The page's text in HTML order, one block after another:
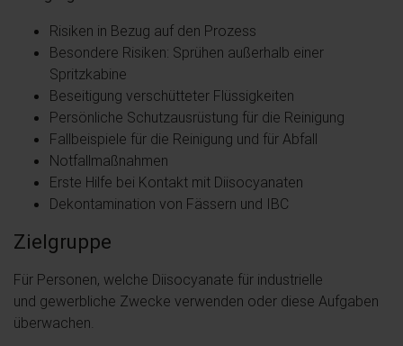
Risiken in Bezug auf den Prozess
Besondere Risiken: Sprühen außerhalb einer
Spritzkabine
Beseitigung verschütteter Flüssigkeiten
Persönliche Schutzausrüstung für die Reinigung
Fallbeispiele für die Reinigung und für Abfall
Notfallmaßnahmen
Erste Hilfe bei Kontakt mit Diisocyanaten
Dekontamination von Fässern und IBC
Zielgruppe
Für Personen, welche Diisocyanate für industrielle
und gewerbliche Zwecke verwenden oder diese Aufgaben
überwachen.